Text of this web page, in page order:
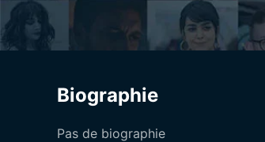
Biographie
Pas de biographie